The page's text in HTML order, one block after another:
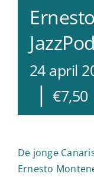
24 april
| €7,50
De jonge
Ernesto